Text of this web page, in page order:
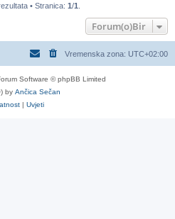
ž
i
• Stranica: 1/1
Forum(o)Bir
Vremenska zona: UTC+02:00
Software © phpBB Limited
by Ančica Sečan
| Uvjeti